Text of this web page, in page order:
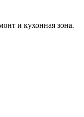
и кухонная зона.